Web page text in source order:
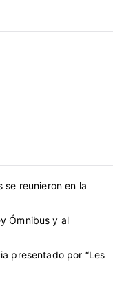
reunieron en la
Ómnibus y al
presentado por “Les